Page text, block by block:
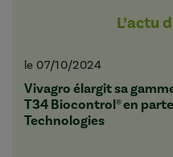
L’actu
le 07/10/2024
Vivagro élargit sa
T34 Biocontrol® en
Technologies